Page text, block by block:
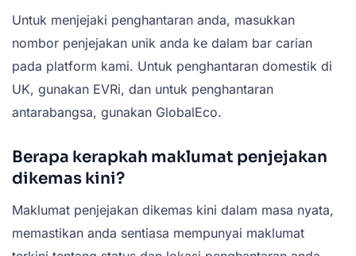
Untuk menjejaki penghantaran anda, masukkan
nombor penjejakan unik anda ke dalam bar carian
pada platform kami. Untuk penghantaran domestik di
UK, gunakan EVRi, dan untuk penghantaran
antarabangsa, gunakan GlobalEco.
Berapa kerapkah maklumat penjejakan
dikemas kini?
Maklumat penjejakan dikemas kini dalam masa nyata,
memastikan anda sentiasa mempunyai maklumat